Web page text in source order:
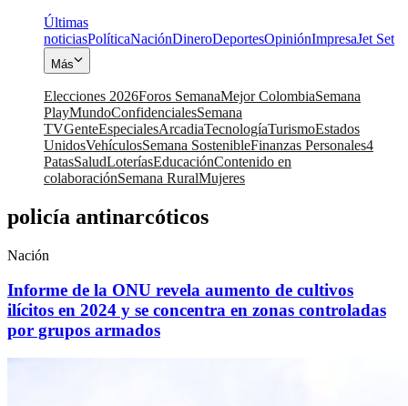
Últimas
noticiasPolíticaNaciónDineroDeportesOpiniónImpresaJet Set
Más
Elecciones 2026Foros SemanaMejor ColombiaSemana
PlayMundoConfidencialesSemana
TVGenteEspecialesArcadiaTecnologíaTurismoEstados
UnidosVehículosSemana SostenibleFinanzas Personales4
PatasSaludLoteríasEducaciónContenido en
colaboraciónSemana RuralMujeres
policía antinarcóticos
Nación
Informe de la ONU revela aumento de cultivos
ilícitos en 2024 y se concentra en zonas controladas
por grupos armados